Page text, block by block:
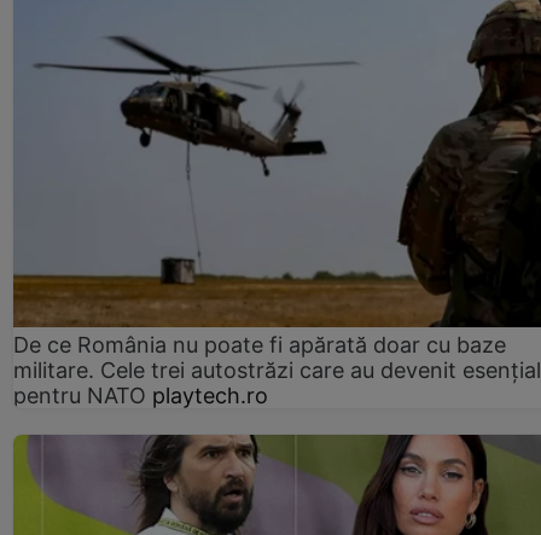
De ce România nu poate fi apărată doar cu baze
militare. Cele trei autostrăzi care au devenit
pentru NATO playtech.ro